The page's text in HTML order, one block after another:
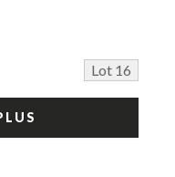
Lot 16